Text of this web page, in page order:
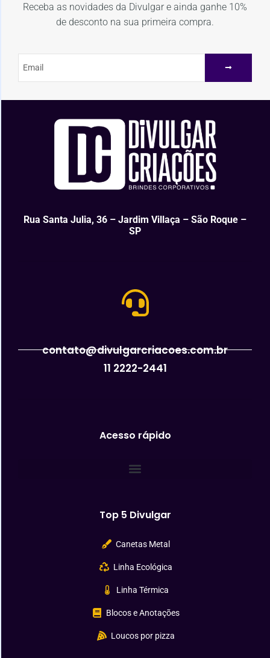
Receba as novidades da Divulgar e ainda ganhe 10%
de desconto na sua primeira compra.
Rua Santa Julia, 36 – Jardim Villaça – São Roque –
SP
contato@divulgarcriacoes.com.br
11 2222-2441
Acesso rápido
Top 5 Divulgar
Canetas Metal
Linha Ecológica
Linha Térmica
Blocos e Anotações
Loucos por pizza